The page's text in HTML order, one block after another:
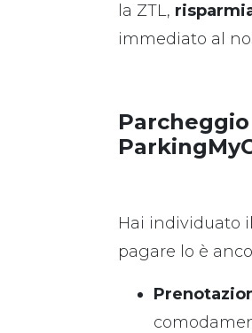
la ZTL,
immediato al
Hai individuato
pagare lo è